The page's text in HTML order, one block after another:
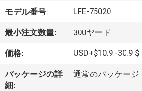
企
情
報
モデル番号: LFE-75020
最小注文数量: 300ヤード
価格: USD+$10.9 -30.9 $
パッケージの詳
細:
通常のパッケージ